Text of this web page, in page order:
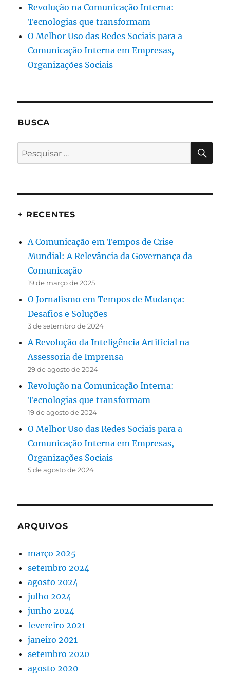
Revolução na Comunicação Interna:
Tecnologias que transformam
O Melhor Uso das Redes Sociais para a
Comunicação Interna em Empresas,
Organizações Sociais
BUSCA
Pesquisar
por:
+ RECENTES
A Comunicação em Tempos de Crise
Mundial: A Relevância da Governança da
Comunicação
19 de março de 2025
O Jornalismo em Tempos de Mudança:
Desafios e Soluções
3 de setembro de 2024
A Revolução da Inteligência Artificial na
Assessoria de Imprensa
29 de agosto de 2024
Revolução na Comunicação Interna:
Tecnologias que transformam
19 de agosto de 2024
O Melhor Uso das Redes Sociais para a
Comunicação Interna em Empresas,
Organizações Sociais
5 de agosto de 2024
ARQUIVOS
março 2025
setembro 2024
agosto 2024
julho 2024
junho 2024
fevereiro 2021
janeiro 2021
setembro 2020
agosto 2020